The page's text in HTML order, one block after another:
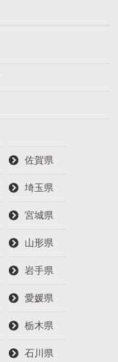
佐賀県
埼玉県
宮城県
山形県
岩手県
愛媛県
栃木県
石川県